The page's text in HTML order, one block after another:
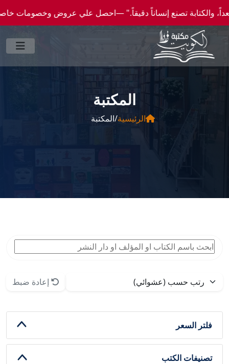
وخصومات خاصة عن طريق واتساب 0096550300046 -- شحن الي كافة انحاء العالم
المكتبة
الرئيسية/المكتبة
إعادة ضبط
فلتر السعر
تصنيفات الكتب